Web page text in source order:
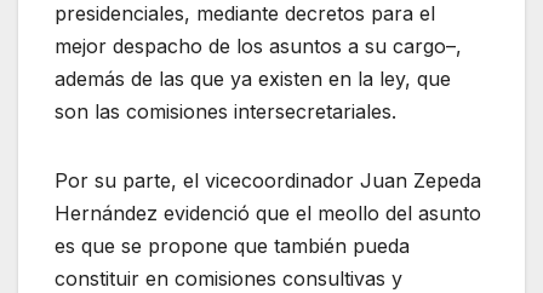
presidenciales, mediante decretos para el
mejor despacho de los asuntos a su cargo–,
además de las que ya existen en la ley, que
son las comisiones intersecretariales.
Por su parte, el vicecoordinador Juan Zepeda
Hernández evidenció que el meollo del asunto
es que se propone que también pueda
constituir en comisiones consultivas y